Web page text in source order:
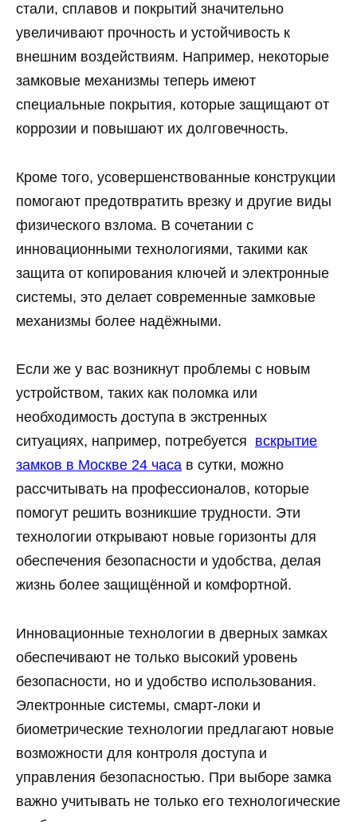
стали, сплавов и покрытий значительно
увеличивают прочность и устойчивость к
внешним воздействиям. Например, некоторые
замковые механизмы теперь имеют
специальные покрытия, которые защищают от
коррозии и повышают их долговечность.
Кроме того, усовершенствованные конструкции
помогают предотвратить врезку и другие виды
физического взлома. В сочетании с
инновационными технологиями, такими как
защита от копирования ключей и электронные
системы, это делает современные замковые
механизмы более надёжными.
Если же у вас возникнут проблемы с новым
устройством, таких как поломка или
необходимость доступа в экстренных
ситуациях, например, потребуется вскрытие
замков в Москве 24 часа в сутки, можно
рассчитывать на профессионалов, которые
помогут решить возникшие трудности. Эти
технологии открывают новые горизонты для
обеспечения безопасности и удобства, делая
жизнь более защищённой и комфортной.
Инновационные технологии в дверных замках
обеспечивают не только высокий уровень
безопасности, но и удобство использования.
Электронные системы, смарт-локи и
биометрические технологии предлагают новые
возможности для контроля доступа и
управления безопасностью. При выборе замка
важно учитывать не только его технологические